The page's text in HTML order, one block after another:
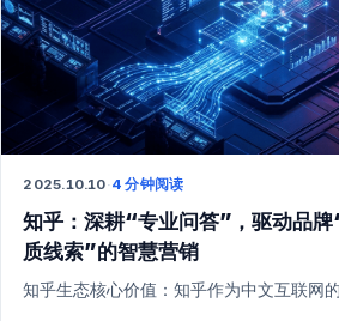
2025.10.10·4 分钟阅读
知乎：深耕“专业问答”，驱动品
质线索”的智慧营销
知乎生态核心价值：知乎作为中文互联网